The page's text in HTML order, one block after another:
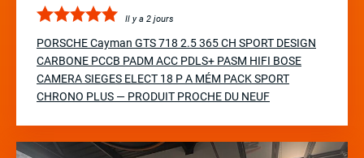
Il y a 2 jours
PORSCHE Cayman GTS 718 2.5 365 CH SPORT DESIGN
CARBONE PCCB PADM ACC PDLS+ PASM HIFI BOSE
CAMERA SIEGES ELECT 18 P A MÉM PACK SPORT
CHRONO PLUS — PRODUIT PROCHE DU NEUF